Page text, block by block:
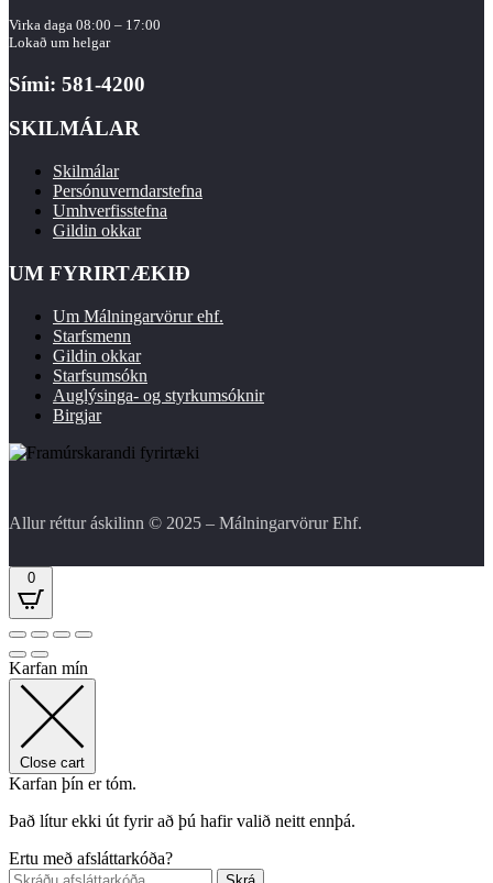
Virka daga 08:00 – 17:00
Lokað um helgar
Sími: 581-4200
SKILMÁLAR
Skilmálar
Persónuverndarstefna
Umhverfisstefna
Gildin okkar
UM FYRIRTÆKIÐ
Um Málningarvörur ehf.
Starfsmenn
Gildin okkar
Starfsumsókn
Auglýsinga- og styrkumsóknir
Birgjar
Allur réttur áskilinn © 2025 – Málningarvörur Ehf.
0
Karfan mín
Close cart
Karfan þín er tóm.
Það lítur ekki út fyrir að þú hafir valið neitt ennþá.
Ertu með afsláttarkóða?